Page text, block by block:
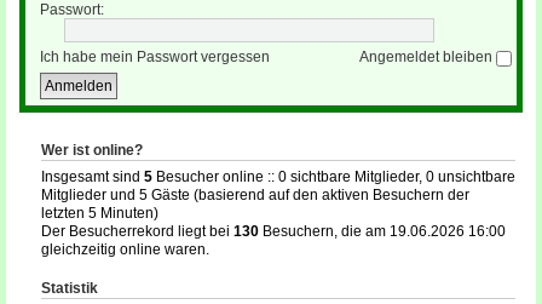
Passwort:
Ich habe mein Passwort vergessen Angemeldet bleiben
Wer ist online?
Insgesamt sind 5 Besucher online :: 0 sichtbare Mitglieder, 0 unsichtbare
Mitglieder und 5 Gäste (basierend auf den aktiven Besuchern der
letzten 5 Minuten)
Der Besucherrekord liegt bei 130 Besuchern, die am 19.06.2026 16:00
gleichzeitig online waren.
Statistik